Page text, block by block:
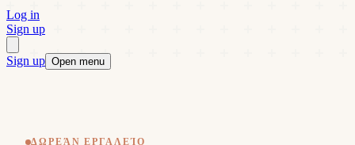
Log in
Sign up
Sign up Open menu
ΔΩΡΕΆΝ ΕΡΓΑΛΕΊΟ